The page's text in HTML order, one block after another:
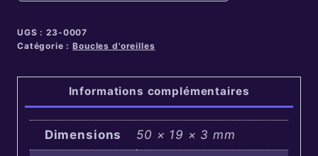
UGS :23-0007
Catégorie :Boucles d'oreilles
Informations complémentaires
Dimensions 50 × 19 × 3 mm